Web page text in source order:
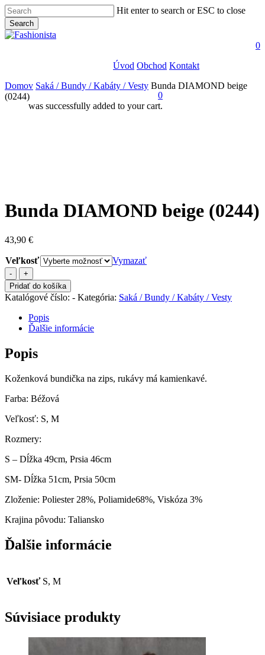
Skip
to
main
content
Hit enter to search or ESC to close
Search
Close
0
Úvod Obchod Kontakt
0
was successfully added to your cart.
Domov Saká / Bundy / Kabáty / Vesty Bunda DIAMOND beige
(0244)
Bunda DIAMOND beige (0244)
43,90 €
Veľkosť
Vymazať
množstvo
Bunda
DIAMOND
beige
(0244)
Pridať do košíka
Katalógové číslo: - Kategória: Saká / Bundy / Kabáty / Vesty
Popis
Ďalšie informácie
Popis
Koženková bundička na zips, rukávy má kamienkavé.
Farba: Béžová
Veľkosť: S, M
Rozmery:
S – Dĺžka 49cm, Prsia 46cm
SM- Dĺžka 51cm, Prsia 50cm
Zloženie: Poliester 28%, Poliamide68%, Viskóza 3%
Krajina pôvodu: Taliansko
Ďalšie informácie
Veľkosť S, M
Súvisiace produkty